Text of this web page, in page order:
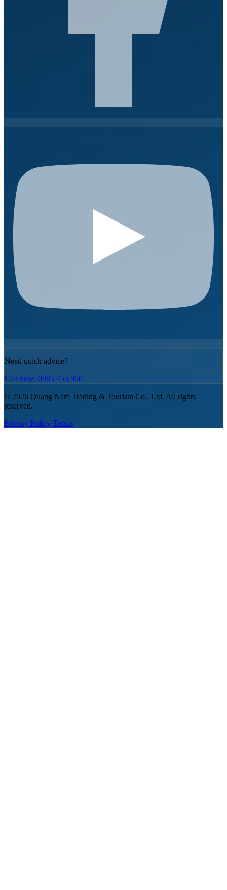
Need quick advice?
Call now: 0985 453 960
© 2026 Quang Nam Trading & Tourism Co., Ltd. All rights
reserved.
Privacy Policy·Terms